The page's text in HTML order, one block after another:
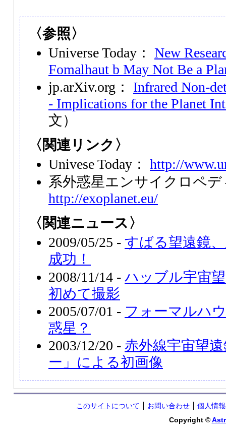
〈参照〉
Universe Today： New
Fomalhaut b May Not Be a
jp.arXiv.org： Infrared Non-
- Implications for the Planet
文）
〈関連リンク〉
Univese Today： http://
系外惑星エンサイクロペデ
http://exoplanet.eu/
〈関連ニュース〉
2009/05/25 - すばる望遠鏡
成功！
2008/11/14 - ハッブル宇宙
初めて撮影
2005/07/01 - フォーマルハ
惑星？
2003/12/20 - 赤外線宇宙望
ー」による初画像
このサイトについて お問い合わせ
個人情
Copyright ©